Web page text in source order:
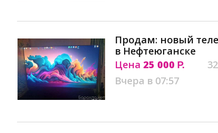
Продам: новый
в Нефтеюганске
Цена 25 000 Р.
Вчера в 07:57